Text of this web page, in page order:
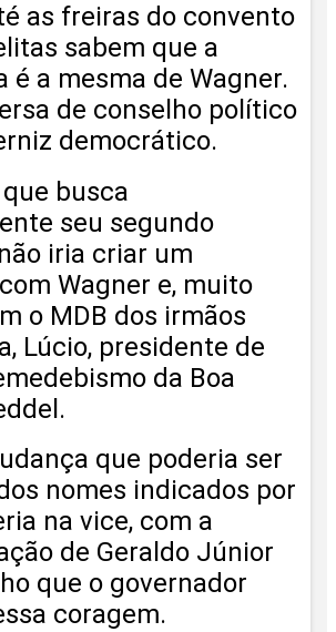
as freiras do convento
sabem que a
é a mesma de Wagner.
de conselho político
democrático.
busca
seu segundo
iria criar um
Wagner e, muito
o MDB dos irmãos
Lúcio, presidente de
da Boa
que poderia ser
nomes indicados por
na vice, com a
de Geraldo Júnior
que o governador
coragem.